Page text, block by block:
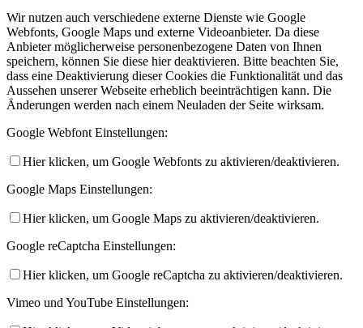
Wir nutzen auch verschiedene externe Dienste wie Google
Webfonts, Google Maps und externe Videoanbieter. Da diese
Anbieter möglicherweise personenbezogene Daten von Ihnen
speichern, können Sie diese hier deaktivieren. Bitte beachten Sie,
dass eine Deaktivierung dieser Cookies die Funktionalität und das
Aussehen unserer Webseite erheblich beeinträchtigen kann. Die
Änderungen werden nach einem Neuladen der Seite wirksam.
Google Webfont Einstellungen:
Hier klicken, um Google Webfonts zu aktivieren/deaktivieren.
Google Maps Einstellungen:
Hier klicken, um Google Maps zu aktivieren/deaktivieren.
Google reCaptcha Einstellungen:
Hier klicken, um Google reCaptcha zu aktivieren/deaktivieren.
Vimeo und YouTube Einstellungen: